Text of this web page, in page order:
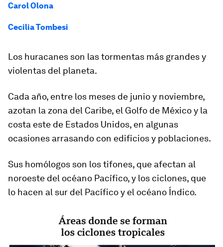
Carol Olona
Cecilia Tombesi
Los huracanes son las tormentas más grandes y
violentas del planeta.
Cada año, entre los meses de junio y noviembre,
azotan la zona del Caribe, el Golfo de México y la
costa este de Estados Unidos, en algunas
ocasiones arrasando con edificios y poblaciones.
Sus homólogos son los tifones, que afectan al
noroeste del océano Pacífico, y los ciclones, que
lo hacen al sur del Pacífico y el océano Índico.